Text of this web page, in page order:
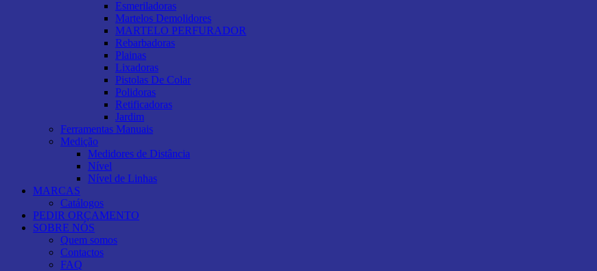
Esmeriladoras
Martelos Demolidores
MARTELO PERFURADOR
Rebarbadoras
Plainas
Lixadoras
Pistolas De Colar
Polidoras
Retificadoras
Jardim
Ferramentas Manuais
Medição
Medidores de Distância
Nível
Nível de Linhas
MARCAS
Catálogos
PEDIR ORÇAMENTO
SOBRE NÓS
Quem somos
Contactos
FAQ